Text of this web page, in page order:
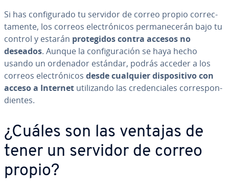
Si has co­n­fi­gu­ra­do tu servidor de correo propio co­rre­c­
ta­me­n­te, los correos ele­c­tró­ni­cos pe­r­ma­ne­ce­rán bajo tu
control y estarán pro­te­gi­dos contra accesos no
deseados. Aunque la co­n­fi­gu­ra­ción se haya hecho
usando un ordenador estándar, podrás acceder a los
correos ele­c­tró­ni­cos desde cualquier di­s­po­si­ti­vo con
acceso a Internet uti­li­za­n­do las cre­de­n­cia­les co­rre­s­po­n­
die­n­tes.
¿Cuáles son las ventajas de
tener un servidor de correo
propio?